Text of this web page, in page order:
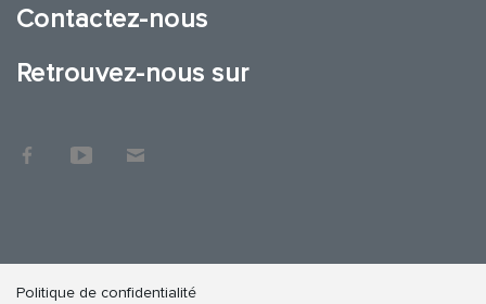
Contactez-nous
Retrouvez-nous sur
Politique de confidentialité